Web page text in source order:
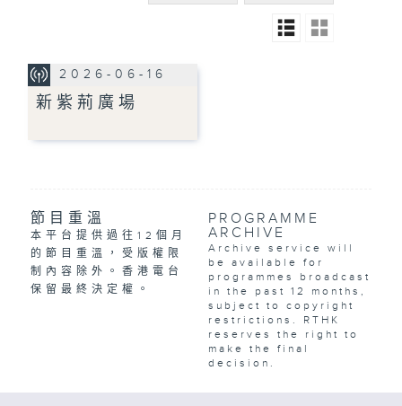
2026-06-16
新紫荊廣場
節目重溫
本平台提供過往12個月
的節目重溫，受版權限
制內容除外。香港電台
保留最終決定權。
PROGRAMME
ARCHIVE
Archive service will
be available for
programmes broadcast
in the past 12 months,
subject to copyright
restrictions. RTHK
reserves the right to
make the final
decision.